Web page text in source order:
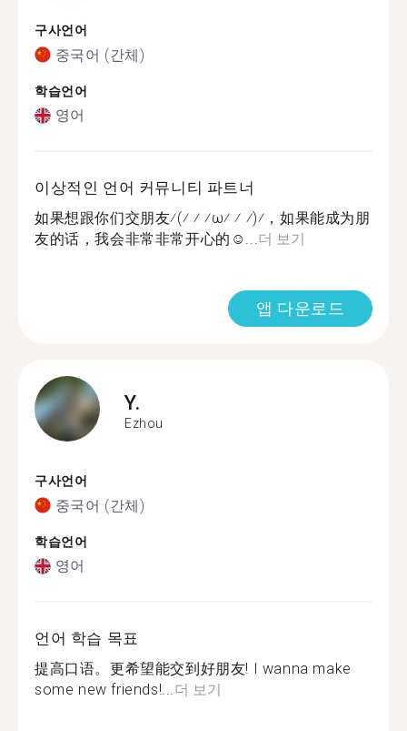
구사언어
중국어 (간체)
학습언어
영어
이상적인 언어 커뮤니티 파트너
如果想跟你们交朋友⁄(⁄ ⁄ ⁄ω⁄ ⁄ ⁄)⁄，如果能成为朋
友的话，我会非常非常开心的☺...더 보기
앱 다운로드
Y.
Ezhou
구사언어
중국어 (간체)
학습언어
영어
언어 학습 목표
提高口语。更希望能交到好朋友! I wanna make
some new friends!...더 보기